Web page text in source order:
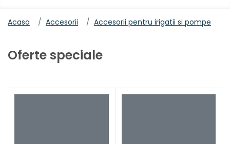
Acasa Accesorii Accesorii pentru irigatii si pompe
Oferte speciale